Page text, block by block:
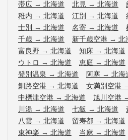
帯広 → 北海道 北見 → 北海道
稚内 → 北海道 江別 → 北海道
士別 → 北海道 名寄 → 北海道
千歳 → 北海道 新千歳空港 → 北
富良野 → 北海道 知床 → 北海道
ウトロ → 北海道 恵庭 → 北海道
登別温泉 → 北海道 阿寒 → 北海
釧路空港 → 北海道 女満別空港
中標津空港 → 北海道 旭川空港
川湯 → 北海道 七飯 → 北海道
八雲 → 北海道 留寿都 → 北海道
東神楽 → 北海道 当麻 → 北海道